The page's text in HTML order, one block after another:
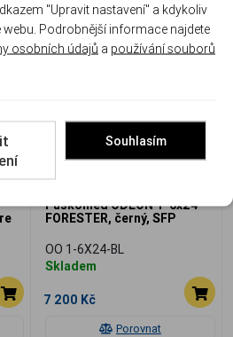
Porovnat
4 490 Kč
Porovnat
Puškohled ODEON 1-6x24
FORESTER, černý, SFP
OO 1-6X24-BL
Skladem
7 200 Kč
"Upravit nastavení" a kdykoliv
webu. Podrobnější informace najdete
osobních údajů a používání souborů
Souhlasím